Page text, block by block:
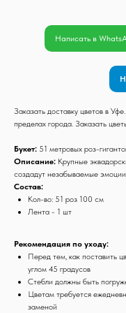
Написать в
Заказать доставку цветов в
пределах города. Заказать
Букет: 51 метровых роз-
Описание: Крупные
создадут незабываемые
Состав:
Кол-во: 51 роз 100 см
Лента - 1 шт
Рекомендация по уходу:
Перед тем, как поставить
углом 45 градусов
Стебли должны быть
Цветам требуется
заменой